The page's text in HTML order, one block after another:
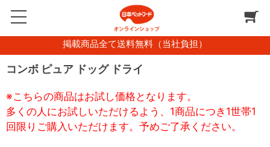
掲載商品全て送料無料（当社負担）
コンボ ピュア ドッグ ドライ
※こちらの商品はお試し価格となります。
多くの人にお試しいただけるよう、1商品につき1世帯1
回限りご購入いただけます。予めご了承ください。